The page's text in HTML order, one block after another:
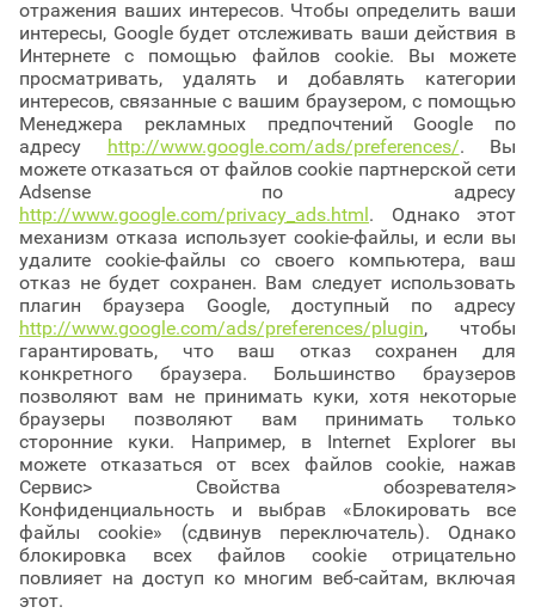
отражения ваших интересов. Чтобы определить ваши
интересы, Google будет отслеживать ваши действия в
Интернете с помощью файлов cookie. Вы можете
просматривать, удалять и добавлять категории
интересов, связанные с вашим браузером, с помощью
Менеджера рекламных предпочтений Google по
адресу http://www.google.com/ads/preferences/. Вы
можете отказаться от файлов cookie партнерской сети
Adsense по адресу
http://www.google.com/privacy_ads.html. Однако этот
механизм отказа использует cookie-файлы, и если вы
удалите cookie-файлы со своего компьютера, ваш
отказ не будет сохранен. Вам следует использовать
плагин браузера Google, доступный по адресу
http://www.google.com/ads/preferences/plugin, чтобы
гарантировать, что ваш отказ сохранен для
конкретного браузера. Большинство браузеров
позволяют вам не принимать куки, хотя некоторые
браузеры позволяют вам принимать только
сторонние куки. Например, в Internet Explorer вы
можете отказаться от всех файлов cookie, нажав
Сервис> Свойства обозревателя>
Конфиденциальность и выбрав «Блокировать все
файлы cookie» (сдвинув переключатель). Однако
блокировка всех файлов cookie отрицательно
повлияет на доступ ко многим веб-сайтам, включая
этот.